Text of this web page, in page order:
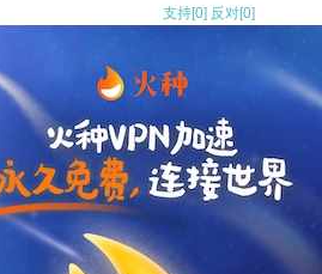
支持[0] 反对[0]
支持[0] 反对
支持